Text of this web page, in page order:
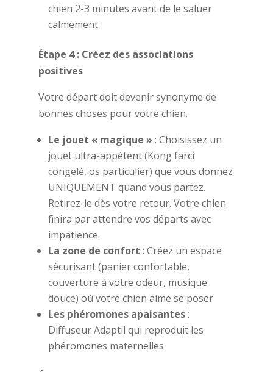
chien 2-3 minutes avant de le saluer
calmement
Étape 4 : Créez des associations
positives
Votre départ doit devenir synonyme de
bonnes choses pour votre chien.
Le jouet « magique » : Choisissez un
jouet ultra-appétent (Kong farci
congelé, os particulier) que vous donnez
UNIQUEMENT quand vous partez.
Retirez-le dès votre retour. Votre chien
finira par attendre vos départs avec
impatience.
La zone de confort : Créez un espace
sécurisant (panier confortable,
couverture à votre odeur, musique
douce) où votre chien aime se poser
Les phéromones apaisantes:
Diffuseur Adaptil qui reproduit les
phéromones maternelles